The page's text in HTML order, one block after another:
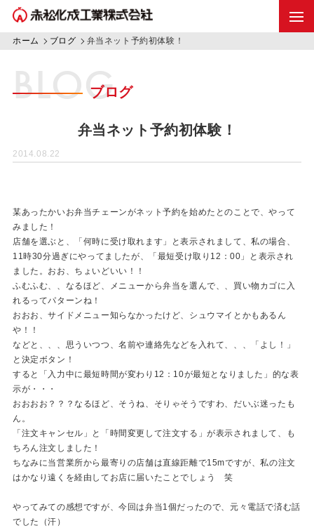
ホーム ブログ 弁当ネット予約初体験！
BLOG
ブログ
弁当ネット予約初体験！
2014.08.22
某あったかいお弁当チェーンがネット予約を始めたとのことで、やって
みました！
店舗を選ぶと、「何時に受け取れます」と表示されまして、私の場合、
11時30分過ぎにやってましたが、「最短受け取り12：00」と表示され
ました。おお、ちょいどいい！！
ふむふむ、、なるほど、メニューから弁当を選んで、、買い物カゴに入
れるってパターンね！
おおお、サイドメニュー知らなかったけど、シュウマイとかもあるん
や！！
などと、、、思ういつつ、名前や連絡先などを入れて、、、「よし！」
と決定ボタン！
すると「入力中に最短時間が変わり12：10が最短となりました」的な表
示が・・・
おおおお？？？なるほど、そうね、そりゃそうですわ、だいぶ迷ったも
ん。
「注文キャンセル」と「時間変更して注文する」が表示されまして、も
ちろん注文しました！
ちなみに当営業所から最寄りの店舗は直線距離で15mですが、私の注文
はかなり遠くを経由してお店に届いたことでしょう 笑
やってみての感想ですが、今回は弁当1個だったので、元々電話で済む話
でした（汗）